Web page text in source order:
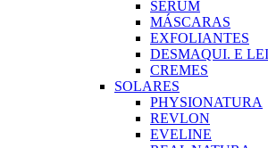
SERUM
MÁSCARAS
EXFOLIANTES
DESMAQUI. E
CREMES
SOLARES
PHYSIONATURA
REVLON
EVELINE